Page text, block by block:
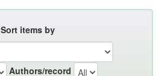
Sort items by
Authors/record